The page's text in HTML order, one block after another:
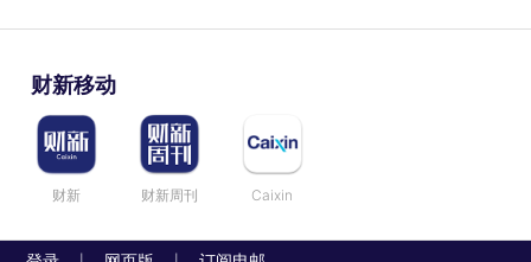
财新移动
财新 财新周刊 Caixin